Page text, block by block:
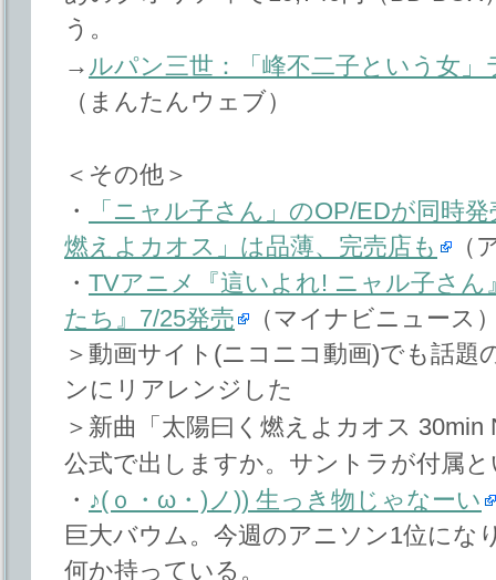
う。
→ ルパン三世：「峰不二子という女」
（まんたんウェブ）
＜その他＞
・
「ニャル子さん」のOP/EDが同時
燃えよカオス」は品薄、完売店も
（
・ TVアニメ『這いよれ! ニャル子さ
たち』7/25発売
（マイナビニュース
＞動画サイト(ニコニコ動画)でも話題
ンにリアレンジした
＞新曲「太陽曰く燃えよカオス 30min
公式で出しますか。サントラが付属
・ ♪(ｏ・ω・)ノ)) 生っき物じゃなーい
巨大バウム。今週のアニソン1位にな
何か持っている。